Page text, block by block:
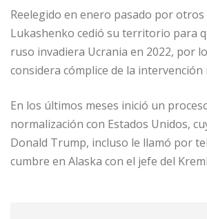
Reelegido en enero pasado por otros
Lukashenko cedió su territorio para
ruso invadiera Ucrania en 2022, por
considera cómplice de la
En los últimos meses inició un
normalización con Estados Unidos,
Donald Trump, incluso le llamó por
cumbre en Alaska con el jefe del